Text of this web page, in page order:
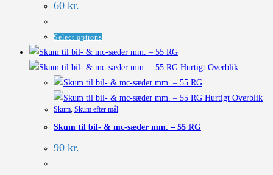
60 kr.
Select options
Hurtigt Overblik
Hurtigt Overblik
Skum, Skum efter mål
Skum til bil- & mc-sæder mm. – 55 RG
90 kr.